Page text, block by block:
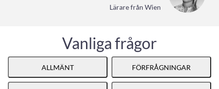
Lärare från Wien
Vanliga frågor
ALLMÄNT FÖRFRÅGNINGAR